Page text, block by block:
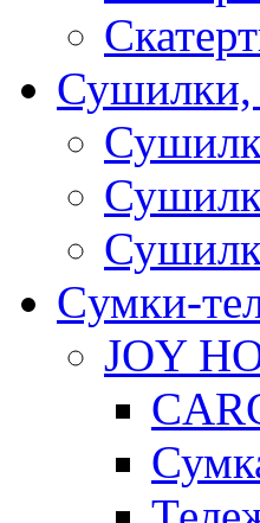
Сушилки,
Cумки-
JOY